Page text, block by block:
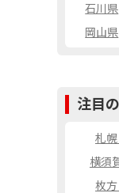
石川県
岡山県
注目
札幌
横須
枚方